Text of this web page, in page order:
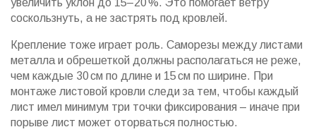
увеличить уклон до 15–20 %. Это помогает ветру
соскользнуть, а не застрять под кровлей.
Крепление тоже играет роль. Саморезы между листами
металла и обрешеткой должны располагаться не реже,
чем каждые 30 см по длине и 15 см по ширине. При
монтаже листовой кровли следи за тем, чтобы каждый
лист имел минимум три точки фиксирования – иначе при
порыве лист может оторваться полностью.